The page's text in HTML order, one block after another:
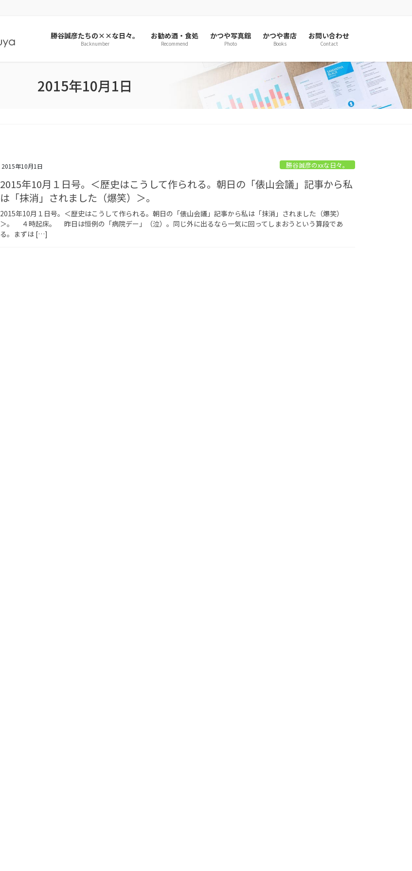
勝谷誠彦たちの××な日々。
Backnumber
お勧め酒・食処
Recommend
かつや写真館
Photo
かつや書店
Books
お問い合わせ
Contact
2015年10月1日
2015年10月1日 勝谷誠彦のxxな日々。
2015年10月１日号。＜歴史はこうして作られる。朝日の「俵山会議」記事から私
は「抹消」されました（爆笑）＞。
2015年10月１日号。＜歴史はこうして作られる。朝日の「俵山会議」記事から私は「抹消」されました（爆笑）
＞。 ４時起床。 昨日は恒例の「病院デー」（泣）。同じ外に出るなら一気に回ってしまおうという算段であ
る。まずは […]